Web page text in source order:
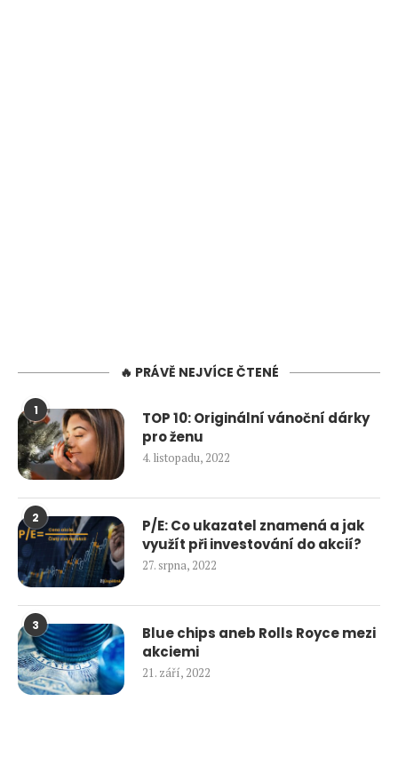
🔥 PRÁVĚ NEJVÍCE ČTENÉ
1
TOP 10: Originální vánoční dárky
pro ženu
4. listopadu, 2022
2
P/E: Co ukazatel znamená a jak
využít při investování do akcií?
27. srpna, 2022
3
Blue chips aneb Rolls Royce mezi
akciemi
21. září, 2022